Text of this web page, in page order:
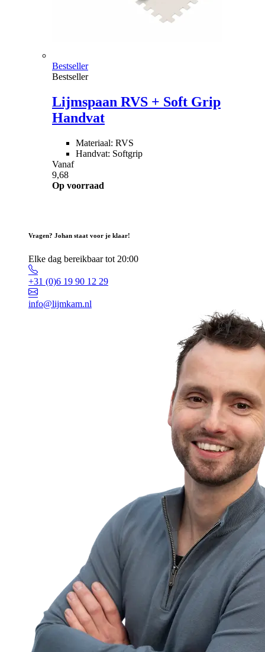
Bestseller
Bestseller
Lijmspaan RVS + Soft Grip
Handvat
Materiaal: RVS
Handvat: Softgrip
Vanaf
9,68
Op voorraad
Vragen? Johan staat voor je klaar!
Elke dag bereikbaar tot 20:00
+31 (0)6 19 90 12 29
info@lijmkam.nl